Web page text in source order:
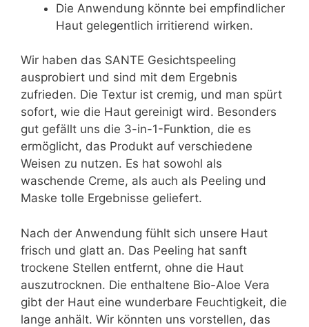
Die Anwendung könnte bei empfindlicher
Haut gelegentlich irritierend wirken.
Wir haben das SANTE Gesichtspeeling
ausprobiert und sind mit dem Ergebnis
zufrieden. Die Textur ist cremig, und man spürt
sofort, wie die Haut gereinigt wird. Besonders
gut gefällt uns die 3-in-1-Funktion, die es
ermöglicht, das Produkt auf verschiedene
Weisen zu nutzen. Es hat sowohl als
waschende Creme, als auch als Peeling und
Maske tolle Ergebnisse geliefert.
Nach der Anwendung fühlt sich unsere Haut
frisch und glatt an. Das Peeling hat sanft
trockene Stellen entfernt, ohne die Haut
auszutrocknen. Die enthaltene Bio-Aloe Vera
gibt der Haut eine wunderbare Feuchtigkeit, die
lange anhält. Wir könnten uns vorstellen, das